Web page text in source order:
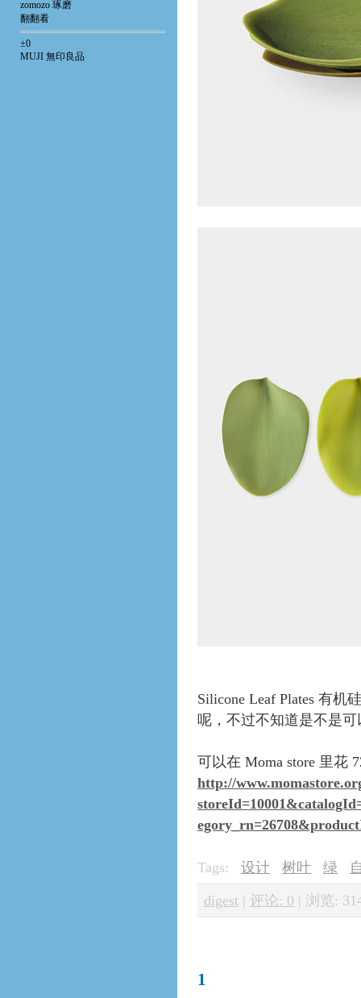
Silicone Leaf Plates 有
呢，不过不知道是不是可
可以在 Moma store 里花
http://
Tags: 设计 树叶 绿
digest | 评论: 0 | 浏览:
1
zomozo 琢磨
翻翻看
±0
MUJI 無印良品